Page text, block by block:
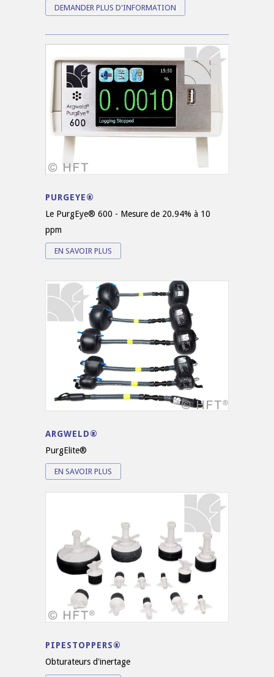
DEMANDER PLUS D'INFORMATION
PURGEYE®
Le PurgEye® 600 - Mesure de 20.94% à 10
ppm
EN SAVOIR PLUS
ARGWELD®
PurgElite®
EN SAVOIR PLUS
PIPESTOPPERS®
Obturateurs d'inertage